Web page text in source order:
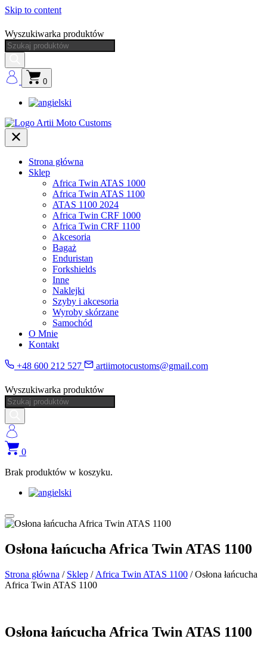
Skip to content
Wyszukiwarka produktów
0
Strona główna
Sklep
Africa Twin ATAS 1000
Africa Twin ATAS 1100
ATAS 1100 2024
Africa Twin CRF 1000
Africa Twin CRF 1100
Akcesoria
Bagaż
Enduristan
Forkshields
Inne
Naklejki
Szyby i akcesoria
Wyroby skórzane
Samochód
O Mnie
Kontakt
+48 600 212 527 artiimotocustoms@gmail.com
Wyszukiwarka produktów
0
Brak produktów w koszyku.
Osłona łańcucha Africa Twin ATAS 1100
Strona główna / Sklep / Africa Twin ATAS 1100 / Osłona łańcucha
Africa Twin ATAS 1100
Osłona łańcucha Africa Twin ATAS 1100